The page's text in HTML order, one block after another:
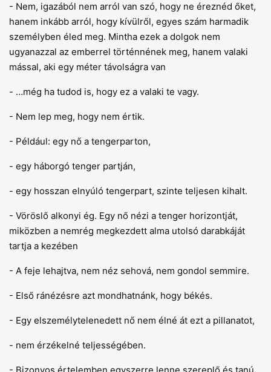
- Nem, igazából nem arról van szó, hogy ne éreznéd őket,
hanem inkább arról, hogy kívülről, egyes szám harmadik
személyben éled meg. Mintha ezek a dolgok nem
ugyanazzal az emberrel történnének meg, hanem valaki
mással, aki egy méter távolságra van
- …még ha tudod is, hogy ez a valaki te vagy.
- Nem lep meg, hogy nem értik.
- Például: egy nő a tengerparton,
- egy háborgó tenger partján,
- egy hosszan elnyúló tengerpart, szinte teljesen kihalt.
- Vöröslő alkonyi ég. Egy nő nézi a tenger horizontját,
miközben a nemrég megkezdett alma utolsó darabkáját
tartja a kezében
- A feje lehajtva, nem néz sehová, nem gondol semmire.
- Első ránézésre azt mondhatnánk, hogy békés.
- Egy elszemélytelenedett nő nem élné át ezt a pillanatot,
- nem érzékelné teljességében.